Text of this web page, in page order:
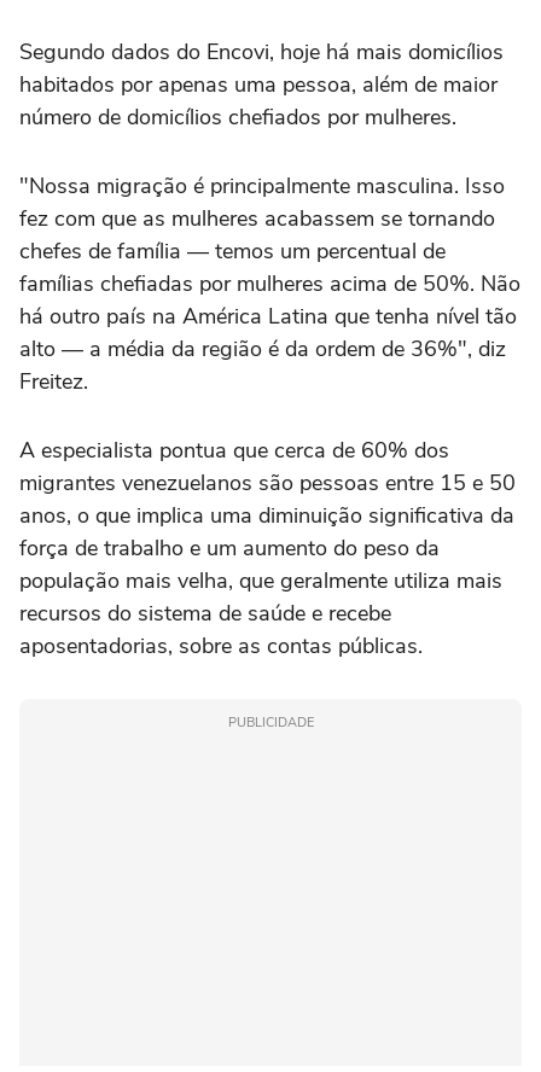
Segundo dados do Encovi, hoje há mais domicílios
habitados por apenas uma pessoa, além de maior
número de domicílios chefiados por mulheres.
"Nossa migração é principalmente masculina. Isso
fez com que as mulheres acabassem se tornando
chefes de família — temos um percentual de
famílias chefiadas por mulheres acima de 50%. Não
há outro país na América Latina que tenha nível tão
alto — a média da região é da ordem de 36%", diz
Freitez.
A especialista pontua que cerca de 60% dos
migrantes venezuelanos são pessoas entre 15 e 50
anos, o que implica uma diminuição significativa da
força de trabalho e um aumento do peso da
população mais velha, que geralmente utiliza mais
recursos do sistema de saúde e recebe
aposentadorias, sobre as contas públicas.
PUBLICIDADE